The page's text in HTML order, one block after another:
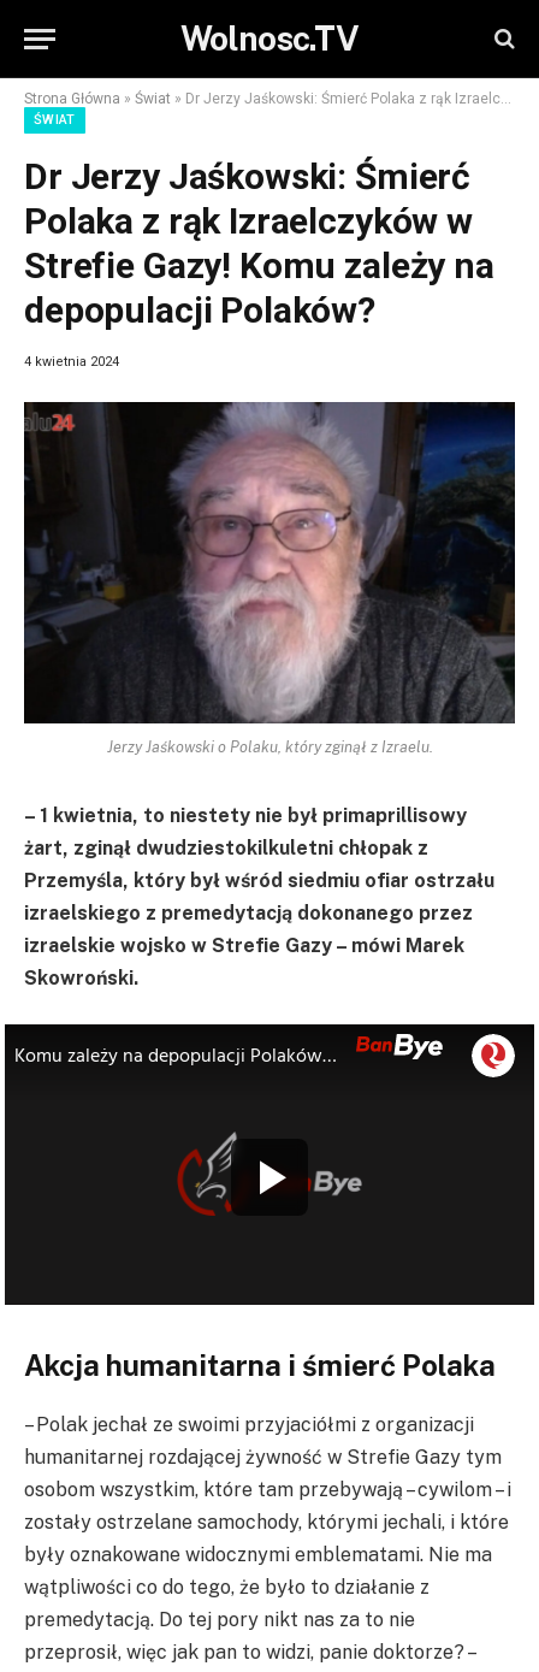
Wolnosc.TV
Strona Główna » Świat » Dr Jerzy Jaśkowski: Śmierć Polaka z rąk Izraelczyków w Strefie Gazy! Komu zależy na depopulacji Polaków?
ŚWIAT
Dr Jerzy Jaśkowski: Śmierć
Polaka z rąk Izraelczyków w
Strefie Gazy! Komu zależy na
depopulacji Polaków?
4 kwietnia 2024
Jerzy Jaśkowski o Polaku, który zginął z Izraelu.
– 1 kwietnia, to niestety nie był primaprillisowy
żart, zginął dwudziestokilkuletni chłopak z
Przemyśla, który był wśród siedmiu ofiar ostrzału
izraelskiego z premedytacją dokonanego przez
izraelskie wojsko w Strefie Gazy – mówi Marek
Skowroński.
Akcja humanitarna i śmierć Polaka
– Polak jechał ze swoimi przyjaciółmi z organizacji
humanitarnej rozdającej żywność w Strefie Gazy tym
osobom wszystkim, które tam przebywają – cywilom – i
zostały ostrzelane samochody, którymi jechali, i które
były oznakowane widocznymi emblematami. Nie ma
wątpliwości co do tego, że było to działanie z
premedytacją. Do tej pory nikt nas za to nie
przeprosił, więc jak pan to widzi, panie doktorze? –